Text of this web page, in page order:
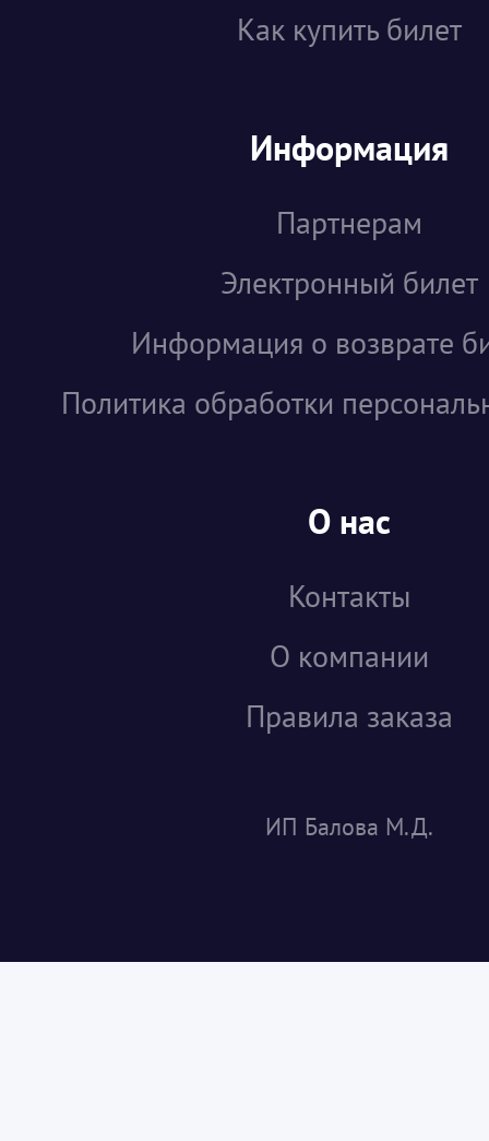
Как купить билет
Информация
Партнерам
Электронный билет
Информация о возврате
Политика обработки
О нас
Контакты
О компании
Правила заказа
ИП Балова М.Д.